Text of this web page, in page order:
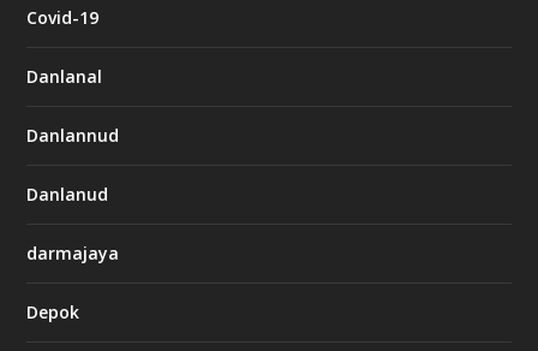
Covid-19
Danlanal
Danlannud
Danlanud
darmajaya
Depok